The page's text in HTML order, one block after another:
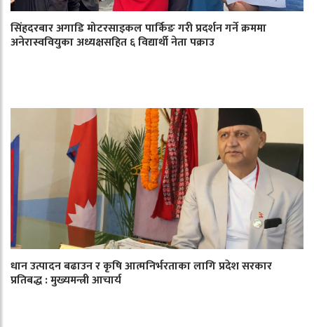
सिंहदरबार अगाडि मोटरसाइकल पार्किङ गरी प्रदर्शन गर्ने क्रममा
अनेरास्ववियुका अध्यक्षसहित ६ विद्यार्थी नेता पक्राउ
धान उत्पादन बढाउन र कृषि आत्मनिर्भरताका लागि प्रदेश सरकार
प्रतिबद्ध : मुख्यमन्त्री आचार्य